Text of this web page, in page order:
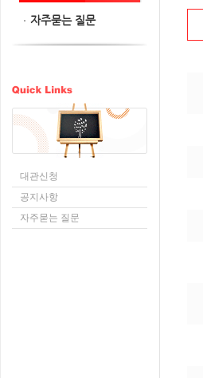
자주묻는 질문
대관신청
공지사항
자주묻는 질문